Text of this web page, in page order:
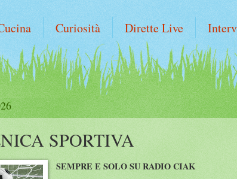
Curiosità Dirette Live
SPORTIVA
SEMPRE E SOLO SU RADIO CIAK